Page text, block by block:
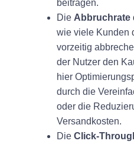
beitragen.
Die Abbruchrate
wie viele Kunden
vorzeitig
der Nutzer den
hier
durch die
oder die
Versandkosten.
Die Click-